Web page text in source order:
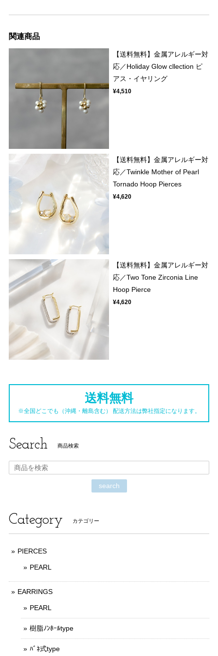
関連商品
【送料無料】金属アレルギー対
応／Holiday Glow cllection ピ
アス・イヤリング
¥4,510
【送料無料】金属アレルギー対
応／Twinkle Mother of Pearl
Tornado Hoop Pierces
¥4,620
【送料無料】金属アレルギー対
応／Two Tone Zirconia Line
Hoop Pierce
¥4,620
送料無料
※全国どこでも（沖縄・離島含む） 配送方法は弊社指定になります。
Search 商品検索
search
Category カテゴリー
PIERCES
PEARL
EARRINGS
PEARL
樹脂ﾉﾝﾎｰﾙtype
ﾊﾞﾈ式type